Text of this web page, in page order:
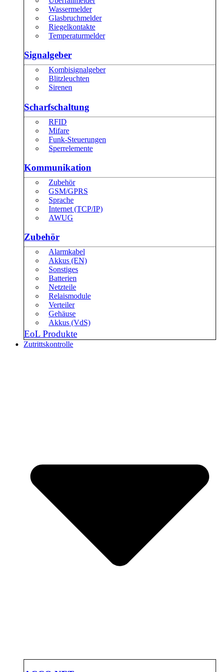
Wassermelder
Glasbruchmelder
Riegelkontakte
Temperaturmelder
Signalgeber
Kombisignalgeber
Blitzleuchten
Sirenen
Scharfschaltung
RFID
Mifare
Funk-Steuerungen
Sperrelemente
Kommunikation
Zubehör
GSM/GPRS
Sprache
Internet (TCP/IP)
AWUG
Zubehör
Alarmkabel
Akkus (EN)
Sonstiges
Batterien
Netzteile
Relaismodule
Verteiler
Gehäuse
Akkus (VdS)
EoL Produkte
Zutrittskontrolle